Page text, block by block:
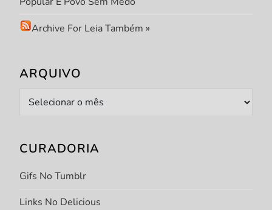
Archive For Leia Também »
ARQUIVO
Arquivo
CURADORIA
Gifs No Tumblr
Links No Delicious